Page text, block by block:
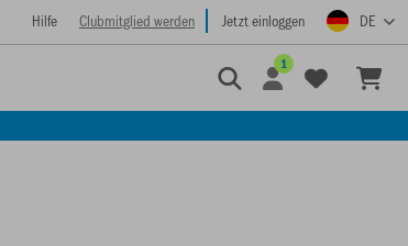
Hilfe Clubmitglied werden Jetzt einloggen DE
1